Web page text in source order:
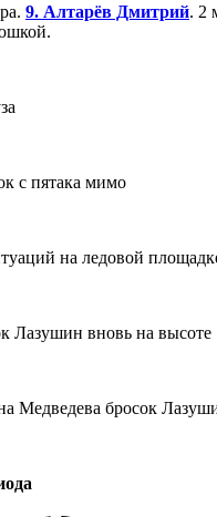
9. Алтарёв Дмитрий. 2
с пятака мимо
на ледовой
Лазушин вновь на высоте
Медведева бросок